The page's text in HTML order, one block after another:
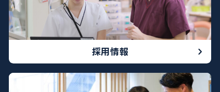
採用情報